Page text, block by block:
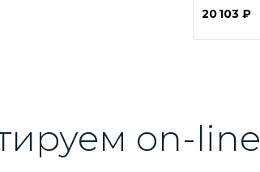
20 103 ₽
on-line